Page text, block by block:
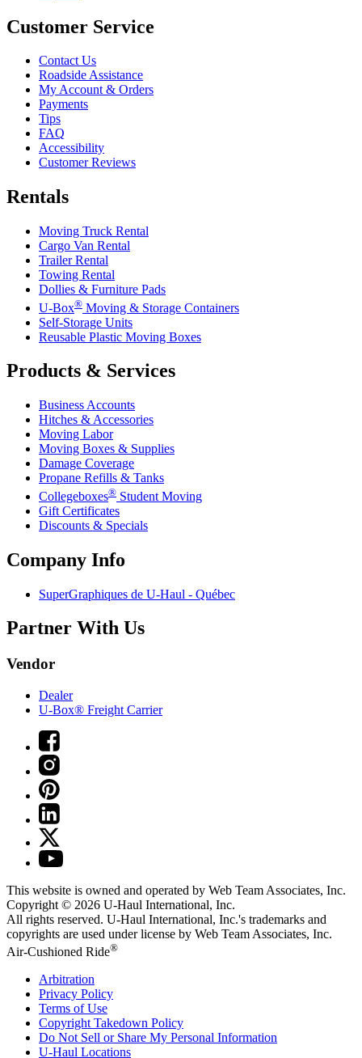
Customer Service
Contact Us
Roadside Assistance
My Account & Orders
Payments
Tips
FAQ
Accessibility
Customer Reviews
Rentals
Moving Truck Rental
Cargo Van Rental
Trailer Rental
Towing Rental
Dollies & Furniture Pads
U-Box® Moving & Storage Containers
Self-Storage Units
Reusable Plastic Moving Boxes
Products & Services
Business Accounts
Hitches & Accessories
Moving Labor
Moving Boxes & Supplies
Damage Coverage
Propane Refills & Tanks
Collegeboxes® Student Moving
Gift Certificates
Discounts & Specials
Company Info
SuperGraphiques de U-Haul - Québec
Partner With Us
Vendor
Dealer
U-Box® Freight Carrier
This website is owned and operated by Web Team Associates, Inc.
Copyright © 2026 U-Haul International, Inc.
All rights reserved. U-Haul International, Inc.'s trademarks and
copyrights are used under license by Web Team Associates, Inc.
Air-Cushioned Ride®
Arbitration
Privacy Policy
Terms of Use
Copyright Takedown Policy
Do Not Sell or Share My Personal Information
U-Haul Locations